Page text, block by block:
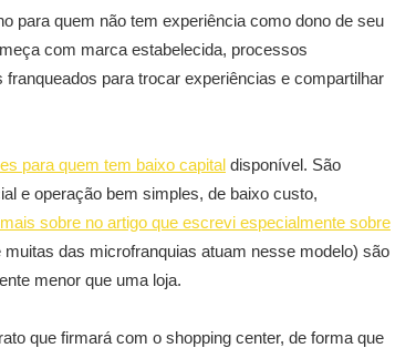
para quem não tem experiência como dono de seu
com marca estabelecida, processos
para trocar experiências e compartilhar
para quem tem baixo capital disponível. São
e operação bem simples, de baixo custo,
sobre no artigo que escrevi especialmente sobre
das microfranquias atuam nesse modelo) são
menor que uma loja.
que firmará com o shopping center, de forma que